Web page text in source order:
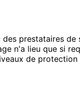
prestataires
n'a lieu que si
de protection